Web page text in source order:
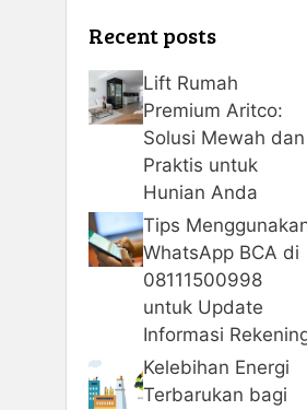
Recent posts
Lift Rumah
Premium Aritco:
Solusi Mewah dan
Praktis untuk
Hunian Anda
Tips
WhatsApp BCA di
08111500998
untuk Update
Informasi
Kelebihan Energi
Terbarukan bagi